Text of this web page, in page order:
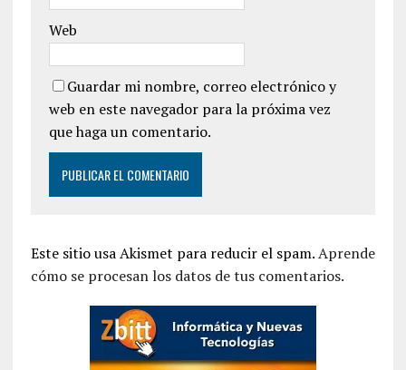
Web
Guardar mi nombre, correo electrónico y
web en este navegador para la próxima vez
que haga un comentario.
Este sitio usa Akismet para reducir el spam.Aprende
cómo se procesan los datos de tus comentarios.